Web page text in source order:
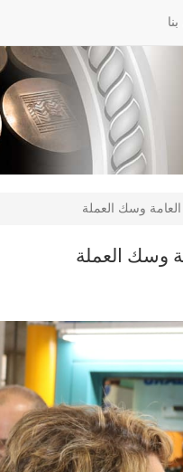
وسك العملة
وسك العملة